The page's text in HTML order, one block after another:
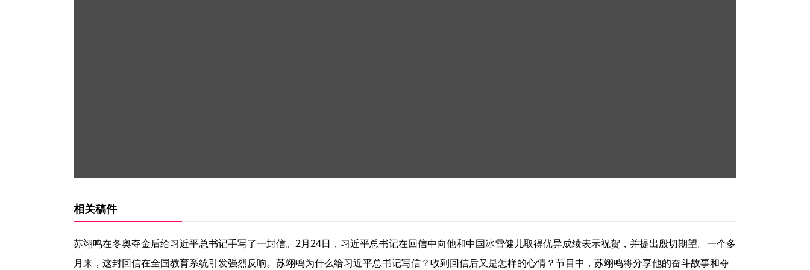
相关稿件
苏翊鸣在冬奥夺金后给习近平总书记手写了一封信。2月24日，习近平总书记在回信中向他和中国冰雪健儿取得优异成绩表示祝贺，并提出殷切期望。一个多
月来，这封回信在全国教育系统引发强烈反响。苏翊鸣为什么给习近平总书记写信？收到回信后又是怎样的心情？节目中，苏翊鸣将分享他的奋斗故事和夺